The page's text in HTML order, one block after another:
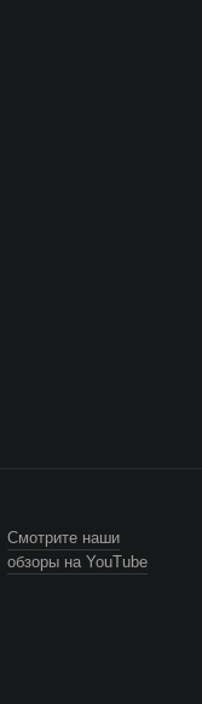
Смотрите наши
обзоры на YouTube